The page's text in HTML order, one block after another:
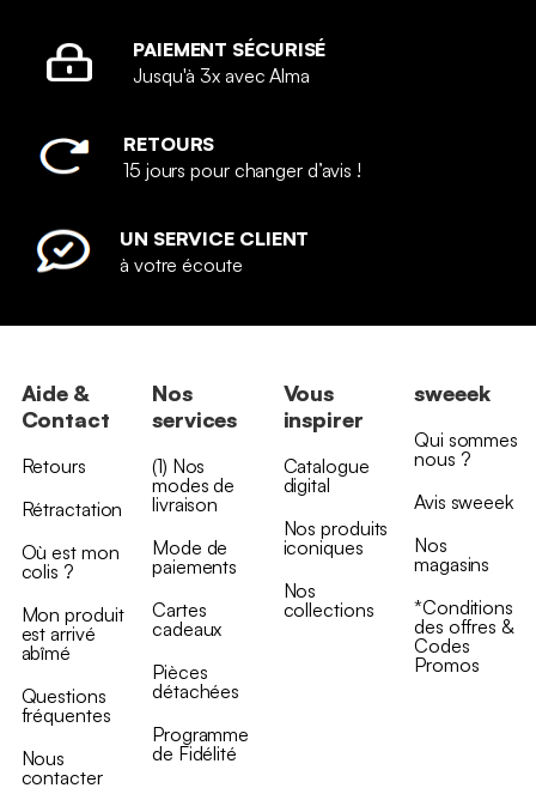
PAIEMENT SÉCURISÉ
Jusqu'à 3x avec Alma
RETOURS
15 jours pour changer d’avis !
UN SERVICE CLIENT
à votre écoute
Aide &
Contact
Retours
Rétractation
Où est mon
colis ?
Mon produit
est arrivé
abîmé
Questions
fréquentes
Nous
contacter
Nos
services
(1) Nos
modes de
livraison
Mode de
paiements
Cartes
cadeaux
Pièces
détachées
Programme
de Fidélité
Vous
inspirer
Catalogue
digital
Nos produits
iconiques
Nos
collections
sweeek
Qui sommes
nous ?
Avis sweeek
Nos
magasins
*Conditions
des offres &
Codes
Promos